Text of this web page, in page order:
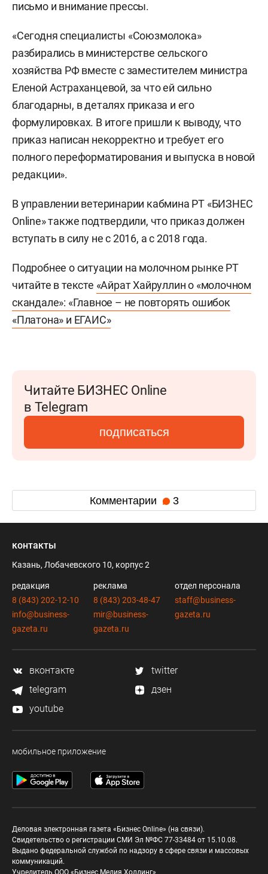
письмо и внимание прессы.
«Сегодня специалисты «Союзмолока»
разбирались в министерстве сельского
хозяйства РФ вместе с заместителем министра
Еленой Астраханцевой, за что ей сильно
благодарны, в деталях приказа и его
формулировках. В итоге пришли к выводу, что
приказ написан некорректно и требует его
полного переформатирования и выпуска в новой
редакции».
В управлении ветеринарии кабмина РТ «БИЗНЕС
Online» также подтвердили, что приказ должен
вступать в силу не с 2016, а с 2018 года.
Подробнее о ситуации на молочном рынке РТ
читайте в тексте «Айрат Хайруллин о «молочном
скандале»: «Главное – не повторять ошибок
«Платона» и ЕГАИС»
Читайте БИЗНЕС Online
в Telegram
подписаться
Комментарии 3
контакты
Казань, Лобачевского 10, корпус 2
редакция
8 (843) 202-12-10
info@business-
gazeta.ru
реклама
8 (843) 203-48-47
mir@business-
gazeta.ru
отдел персонала
staff@business-
gazeta.ru
вконтакте
twitter
telegram
дзен
youtube
мобильное приложение
Деловая электронная газета «Бизнес Online» (на связи).
Свидетельство о регистрации СМИ Эл №ФС 77-33484 от 15.10.08.
Выдано федеральной службой по надзору в сфере связи и массовых
коммуникаций.
Учредитель ООО «Бизнес Медия Холдинг»